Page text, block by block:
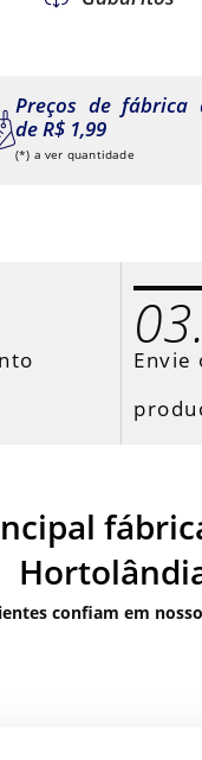
Preços de
de R$ 1,99
(*) a ver quantidade
03.
Envie
confiam em